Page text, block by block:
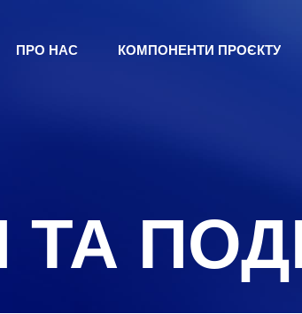
ПРО НАС КОМПОНЕНТИ ПРОЄКТУ